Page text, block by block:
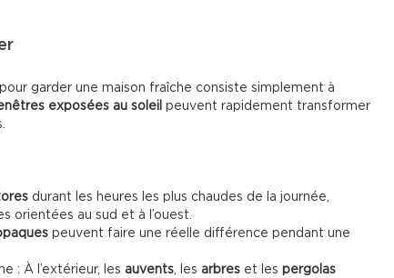
garder une maison fraîche consiste simplement à
exposées au soleil peuvent rapidement transformer
durant les heures les plus chaudes de la journée,
orientées au sud et à l’ouest.
peuvent faire une réelle différence pendant une
: À l’extérieur, les auvents , les arbres et les pergolas